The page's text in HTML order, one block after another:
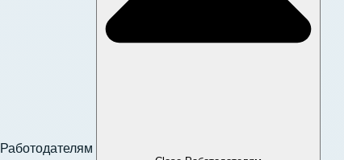
Работодателям